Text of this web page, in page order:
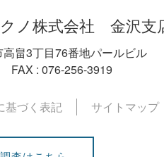
ノ株式会社 金沢支
畠3丁目76番地パールビル
FAX : 076-256-3919
基づく表記 サイトマップ